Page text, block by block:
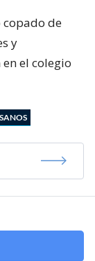
de
y
el colegio